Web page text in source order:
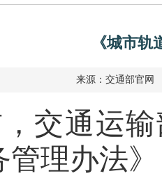
《城市
来源：交通部官网
，交通运
管理办法